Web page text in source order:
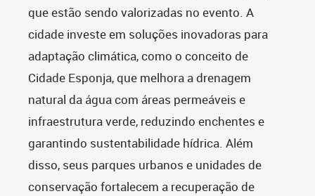
que estão sendo valorizadas no evento. A
cidade investe em soluções inovadoras para
adaptação climática, como o conceito de
Cidade Esponja, que melhora a drenagem
natural da água com áreas permeáveis e
infraestrutura verde, reduzindo enchentes e
garantindo sustentabilidade hídrica. Além
disso, seus parques urbanos e unidades de
conservação fortalecem a recuperação de